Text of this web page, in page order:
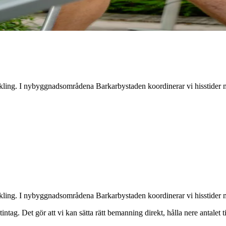
I nybyggnadsområdena Barkarbystaden koordinerar vi hisstider
I nybyggnadsområdena Barkarbystaden koordinerar vi hisstider
Det gör att vi kan sätta rätt bemanning direkt, hålla nere